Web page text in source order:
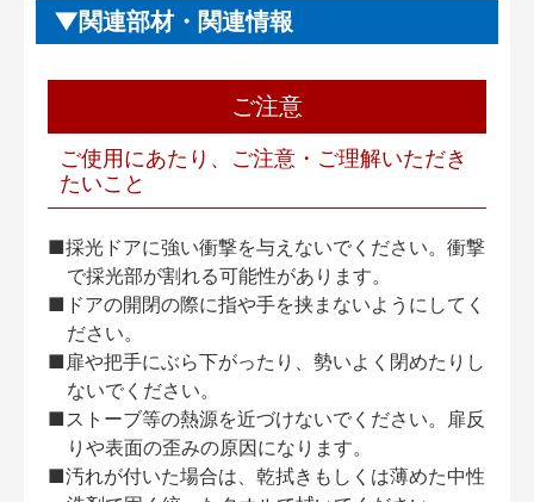
関連部材・関連情報
ご注意
ご使用にあたり、ご注意・ご理解いただき
たいこと
■採光ドアに強い衝撃を与えないでください。衝撃
で採光部が割れる可能性があります。
■ドアの開閉の際に指や手を挟まないようにしてく
ださい。
■扉や把手にぶら下がったり、勢いよく閉めたりし
ないでください。
■ストーブ等の熱源を近づけないでください。扉反
りや表面の歪みの原因になります。
■汚れが付いた場合は、乾拭きもしくは薄めた中性